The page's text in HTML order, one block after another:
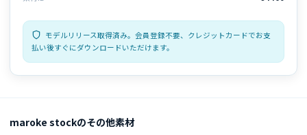
モデルリリース取得済み。会員登録不要、クレジットカードでお支
払い後すぐにダウンロードいただけます。
maroke stockのその他素材